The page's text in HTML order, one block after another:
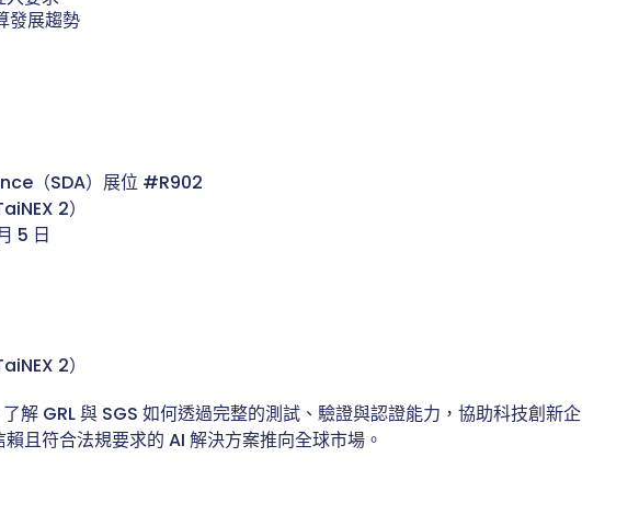
發展趨勢
（SDA）展位 #R902
2）
5 日
2）
解 GRL 與 SGS 如何透過完整的測試、驗證與認證能力，協助科技創新企
且符合法規要求的 AI 解決方案推向全球市場。